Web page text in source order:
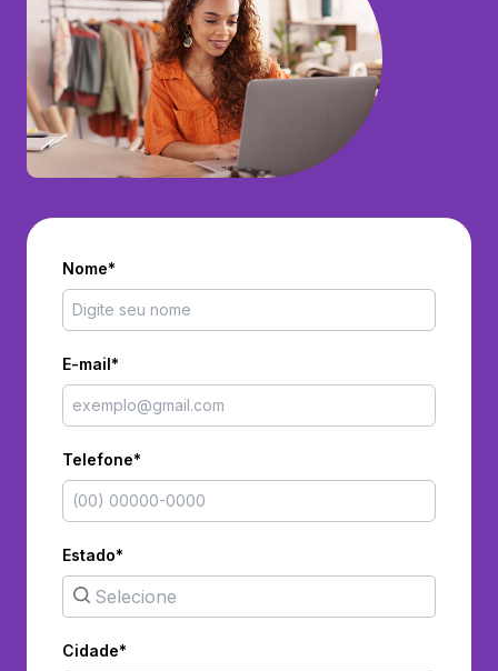
Nome*
E-mail*
Telefone*
Estado*
Cidade*